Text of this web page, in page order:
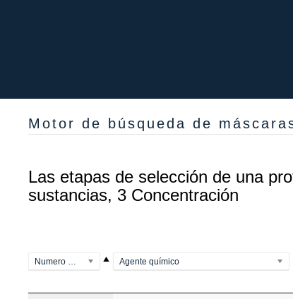
Motor de búsqueda de
Las etapas de selección de una
sustancias, 3 Concentración
Numero CAS Agente químico